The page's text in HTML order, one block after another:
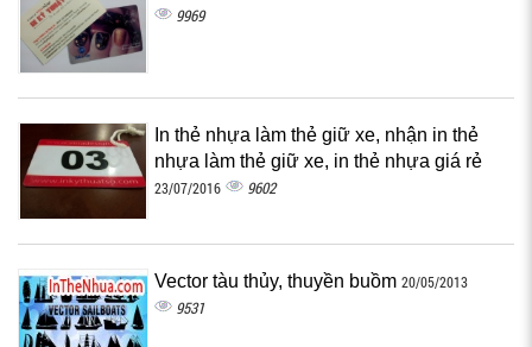
9969
In thẻ nhựa làm thẻ giữ xe, nhận in thẻ
nhựa làm thẻ giữ xe, in thẻ nhựa giá rẻ
23/07/2016 9602
Vector tàu thủy, thuyền buồm 20/05/2013
9531